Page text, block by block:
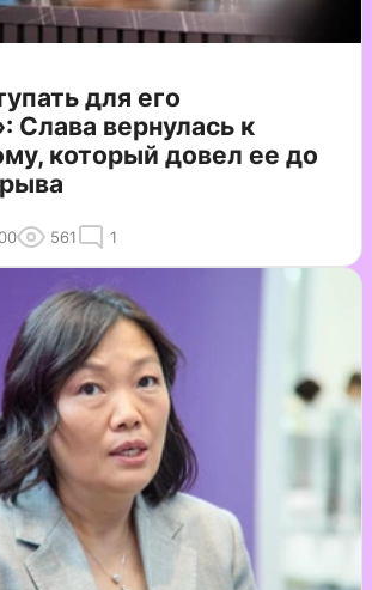
для его
Слава вернулась к
который довел ее до
561 1